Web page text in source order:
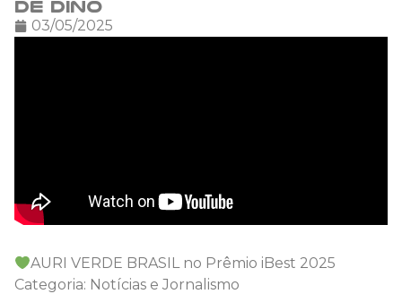
de Dino
03/05/2025
AURI VERDE BRASIL no Prêmio iBest 2025
Categoria: Notícias e Jornalismo